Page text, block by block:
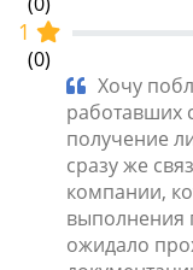
1
(0)
Хочу
работавших
получение
сразу же
компании,
выполнения
ожидало